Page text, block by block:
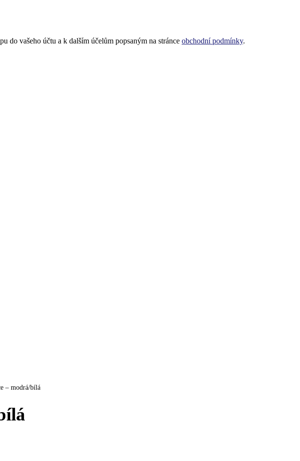
do vašeho účtu a k dalším účelům popsaným na stránce obchodní podmínky.
– modrá/bílá